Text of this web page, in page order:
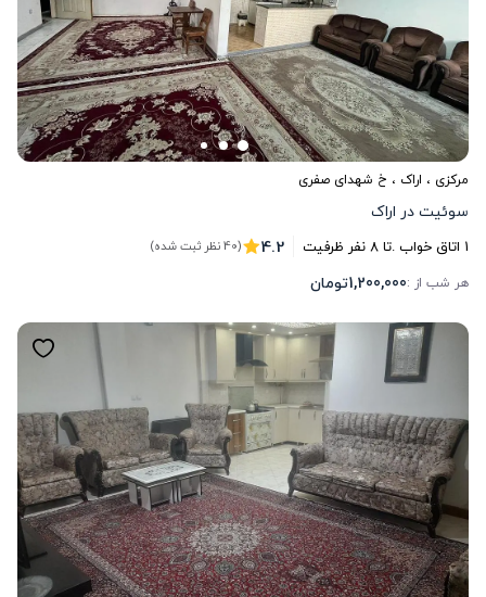
مرکزی ، اراک ، خ شهدای صفری
سوئیت در اراک
1 اتاق خواب .تا8نفر ظرفیت 4.2 (40 نظر ثبت شده)
هر شب از :1,200,000تومان